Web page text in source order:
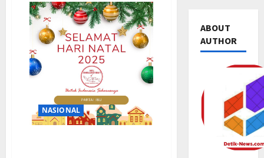
WKPUB
Anjangsana
ke
Kesbangpol
Jakarta
Timur,
Perkuat
Sinergi
Kerukunan
Lintas
Iman
NASIONAL
ABOUT
AUTHOR
TNI &
R
i
b
u
a